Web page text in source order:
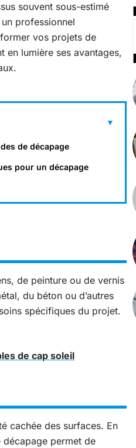
souvent sous-estimé
professionnel
vos projets de
en lumière ses avantages,
de décapage
pour un décapage
de peinture ou de vernis
du béton ou d’autres
spécifiques du projet.
de cap soleil
cachée des surfaces. En
permet de